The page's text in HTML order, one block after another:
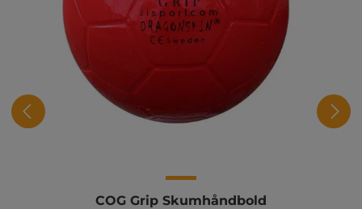
COG Grip Skumhåndbold